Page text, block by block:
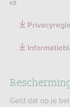
KB
Geld dat op je